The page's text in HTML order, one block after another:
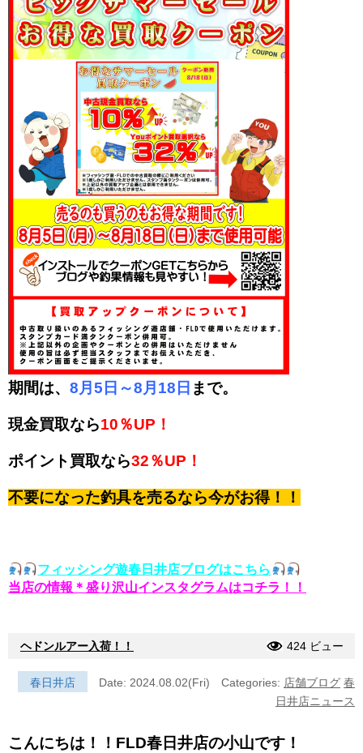
期間は、 8月5日～8月18日 まで。
現金買取なら10％UP！
ポイント買取なら32％UP！
不要になった釣具を売るなら今がお得！！
フィッシング遊春日井店ブログはこちら
当店の情報＊盛り沢山インスタグラムはコチラ！！
ヘドンルアー入荷！！ 424 ビュー
春日井店 Date: 2024.08.02(Fri) Categories: 店舗ブログ 春
日井店ニュース
こんにちは！！FLD春日井店の小山です！